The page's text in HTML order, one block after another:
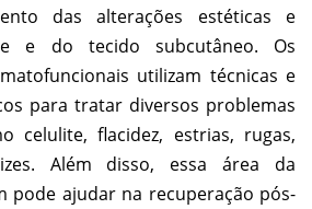
das alterações estéticas e
e do tecido subcutâneo. Os
utilizam técnicas e
para tratar diversos problemas
celulite, flacidez, estrias, rugas,
Além disso, essa área da
pode ajudar na recuperação pós-